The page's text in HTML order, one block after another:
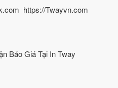
https://Twayvn.com
Báo Giá Tại In Tway